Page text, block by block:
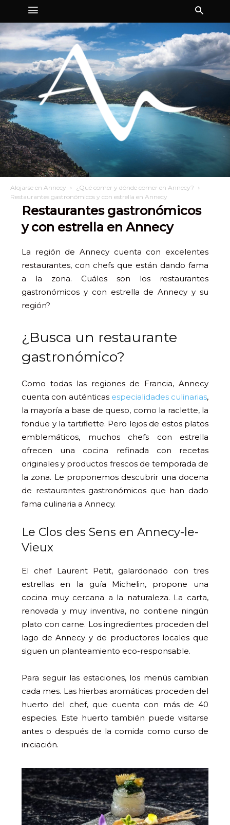
Alojarse en Annecy
¿Qué comer y dónde comer en Annecy?
Restaurantes gastronómicos y con estrella en Annecy
Restaurantes gastronómicos
y con estrella en Annecy
La región de Annecy cuenta con excelentes
restaurantes, con chefs que están dando fama
a la zona. Cuáles son los restaurantes
gastronómicos y con estrella de Annecy y su
región?
¿Busca un restaurante
gastronómico?
Como todas las regiones de Francia, Annecy
cuenta con auténticas especialidades culinarias,
la mayoría a base de queso, como la raclette, la
fondue y la tartiflette. Pero lejos de estos platos
emblemáticos, muchos chefs con estrella
ofrecen una cocina refinada con recetas
originales y productos frescos de temporada de
la zona. Le proponemos descubrir una docena
de restaurantes gastronómicos que han dado
fama culinaria a Annecy.
Le Clos des Sens en Annecy-le-
Vieux
El chef Laurent Petit, galardonado con tres
estrellas en la guía Michelin, propone una
cocina muy cercana a la naturaleza. La carta,
renovada y muy inventiva, no contiene ningún
plato con carne. Los ingredientes proceden del
lago de Annecy y de productores locales que
siguen un planteamiento eco-responsable.
Para seguir las estaciones, los menús cambian
cada mes. Las hierbas aromáticas proceden del
huerto del chef, que cuenta con más de 40
especies. Este huerto también puede visitarse
antes o después de la comida como curso de
iniciación.